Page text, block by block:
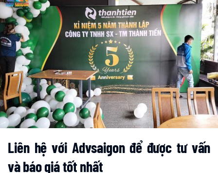
Liên hệ với Advsaigon để được tư vấn
và báo giá tốt nhất